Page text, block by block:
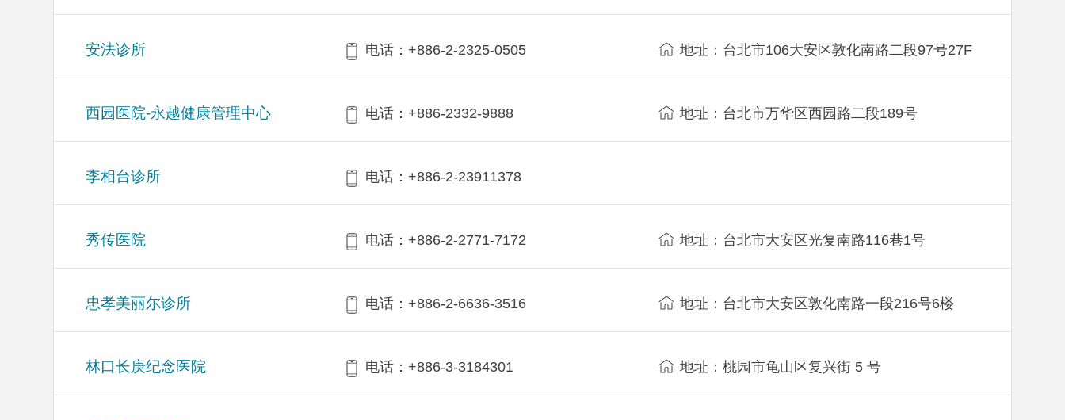
安法诊所 电话：+886-2-2325-0505 地址：台北市106大安区敦化南路二段97号27F
西园医院-永越健康管理中心 电话：+886-2332-9888 地址：台北市万华区西园路二段189号
李相台诊所 电话：+886-2-23911378
秀传医院 电话：+886-2-2771-7172 地址：台北市大安区光复南路116巷1号
忠孝美丽尔诊所 电话：+886-2-6636-3516 地址：台北市大安区敦化南路一段216号6楼
林口长庚纪念医院 电话：+886-3-3184301 地址：桃园市龟山区复兴街 5 号